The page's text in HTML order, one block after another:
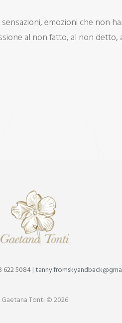
emozioni che non
al non fatto, al non
622 5084 |
Gaetana Tonti © 2026